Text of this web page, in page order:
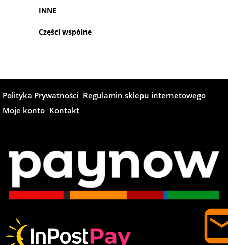
INNE
Części wspólne
Polityka Prywatności Regulamin sklepu internetowego
Moje konto Kontakt